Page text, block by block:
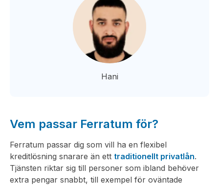
Hani
Vem passar Ferratum för?
Ferratum passar dig som vill ha en flexibel
kreditlösning snarare än ett traditionellt privatlån.
Tjänsten riktar sig till personer som ibland behöver
extra pengar snabbt, till exempel för oväntade